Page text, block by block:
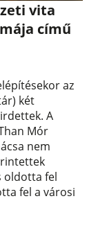
vita
című
az
két
A
Mór
nem
oldotta fel
fel a városi